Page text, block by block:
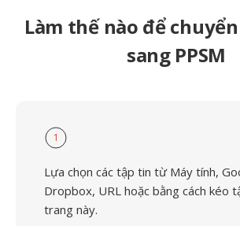
Làm thế nào để
sang PPSM
1
Lựa chọn các tập tin từ Máy tính,
Dropbox, URL hoặc bằng cách kéo
trang này.